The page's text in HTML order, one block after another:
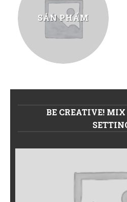
SẢN PHẨM
BE CREATIVE!